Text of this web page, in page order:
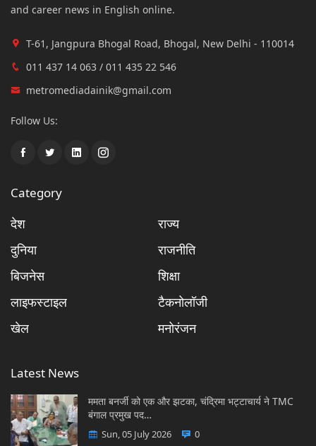
and career news in English online.
T-61, Jangpura Bhogal Road, Bhogal, New Delhi - 110014
011 437 14 063 / 011 435 22 546
metromediadainik@gmail.com
Follow Us:
Category
देश
राज्य
दुनिया
राजनीति
बिजनेस
शिक्षा
लाइफस्टाइल
टैकनोलॉजी
खेल
मनोरंजन
Latest News
ममता बनर्जी को एक और झटका, चंद्रिमा भट्टाचार्य ने TMC
बंगाल प्रमुख पद…
Sun, 05 July 2026 0